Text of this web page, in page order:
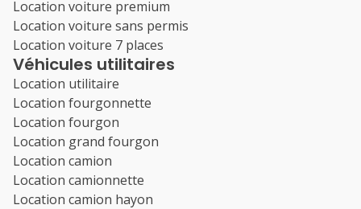
Location voiture premium
Location voiture sans permis
Location voiture 7 places
Véhicules utilitaires
Location utilitaire
Location fourgonnette
Location fourgon
Location grand fourgon
Location camion
Location camionnette
Location camion hayon